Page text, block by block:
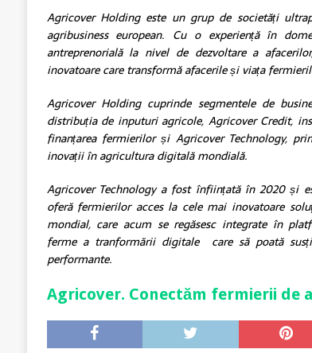
Agricover Holding este un grup de societăți
agribusiness european. Cu o experiență în
antreprenorială la nivel de dezvoltare a
inovatoare care transformă afacerile și viața
Agricover Holding cuprinde segmentele de
distribuția de inputuri agricole, Agricover Credit,
finanțarea fermierilor și Agricover Technology,
inovații în agricultura digitală mondială.
Agricover Technology a fost înființată în 2020 și
oferă fermierilor acces la cele mai inovatoare
mondial, care acum se regăsesc integrate în
ferme a tranformării digitale care să poată
performante.
Agricover. Conectăm fermierii de